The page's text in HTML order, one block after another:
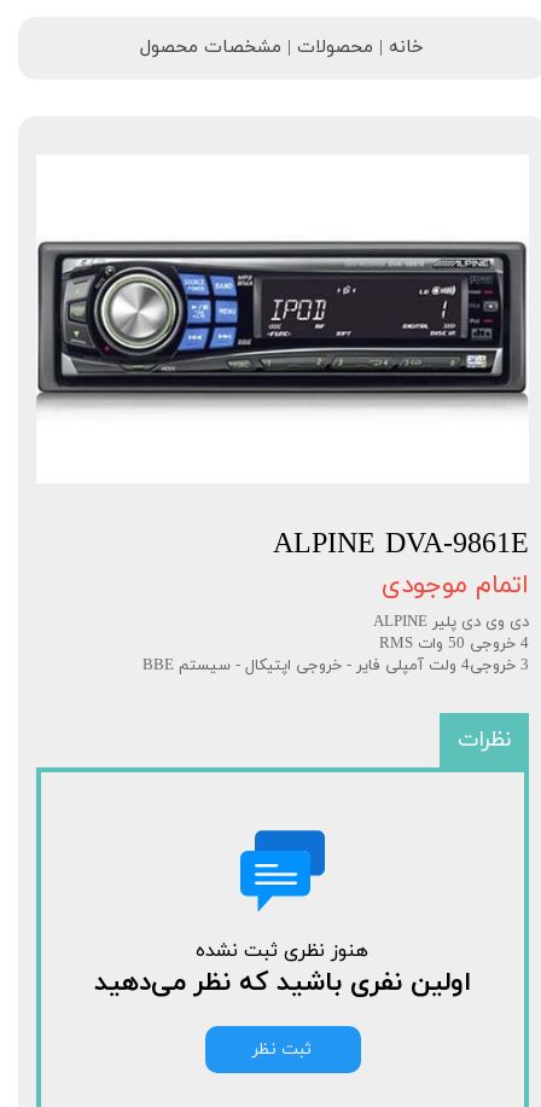
خانه | محصولات | مشخصات محصول
ALPINE DVA-9861E
اتمام موجودی
دی وی دی پلیر ALPINE
4 خروجی 50 وات RMS
3 خروجی4 ولت آمپلی فایر - خروجی اپتیکال - سیستم BBE
نظرات
هنوز نظری ثبت نشده
اولین نفری باشید که نظر می‌دهید
ثبت نظر